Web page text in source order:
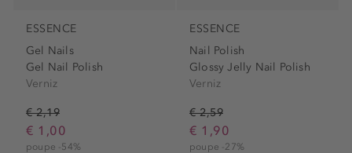
ESSENCE
Gel Nails
Gel Nail Polish
Verniz
€ 2,19
€ 1,00
poupe -54%
ESSENCE
Nail Polish
Glossy Jelly Nail Polish
Verniz
€ 2,59
€ 1,90
poupe -27%